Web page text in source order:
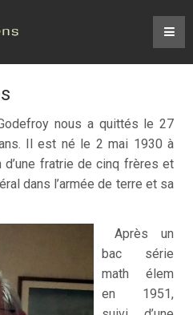
nous a quittés le 27
Il est né le 2 mai 1930 à
d’une fratrie de cinq frères et
dans l’armée de terre et sa
Après un
bac série
math élem
en 1951,